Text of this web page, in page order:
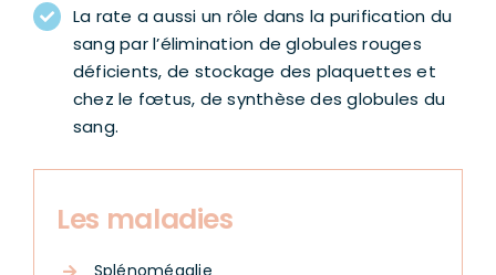
La rate a aussi un rôle dans la purification du
sang par l’élimination de globules rouges
déficients, de stockage des plaquettes et
chez le fœtus, de synthèse des globules du
sang.
Les maladies
Splénomégalie